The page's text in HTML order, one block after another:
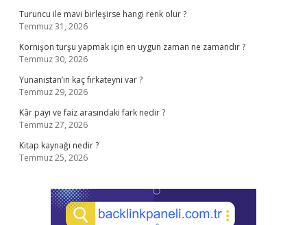
Turuncu ile mavi birleşirse hangi renk olur ?
Temmuz 31, 2026
Kornişon turşu yapmak için en uygun zaman ne zamandır ?
Temmuz 30, 2026
Yunanistan’ın kaç fırkateyni var ?
Temmuz 29, 2026
Kâr payı ve faiz arasındaki fark nedir ?
Temmuz 27, 2026
Kitap kaynağı nedir ?
Temmuz 25, 2026